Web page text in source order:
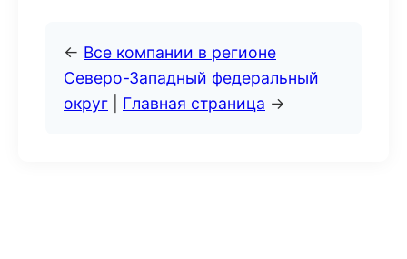
← Все компании в регионе
Северо-Западный федеральный
округ
Главная страница →